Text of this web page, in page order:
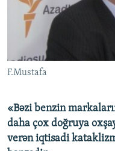
İNFOQRAFIKA
KARIKATURA
AZƏRBAYCAN ƏDƏBIYYATI
İSLAM VƏ DEMOKRATIYA
İZ - MƏDƏNIYYƏT PROQRAMI
MISSIYAMIZ
PEŞƏ ETIKASI VƏ
MATERIALLARIMIZDAN
AZADLIQRADIOSU MOBIL
XƏBƏR BÜLLETENLƏRIMIZ
BIZI IZLƏ
RFE/RL-in bütün
F.Mustafa
«Bəzi benzin
daha çox doğruya
verən iqtisadi